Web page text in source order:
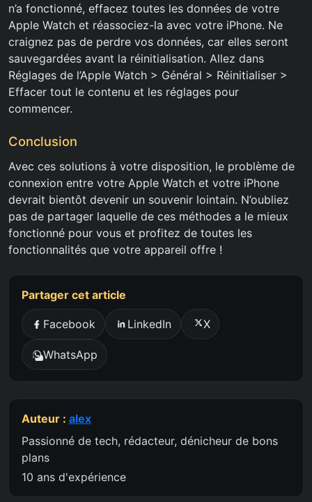
n’a fonctionné, effacez toutes les données de votre
Apple Watch et réassociez-la avec votre iPhone. Ne
craignez pas de perdre vos données, car elles seront
sauvegardées avant la réinitialisation. Allez dans
Réglages de l’Apple Watch > Général > Réinitialiser >
Effacer tout le contenu et les réglages pour
commencer.
Conclusion
Avec ces solutions à votre disposition, le problème de
connexion entre votre Apple Watch et votre iPhone
devrait bientôt devenir un souvenir lointain. N’oubliez
pas de partager laquelle de ces méthodes a le mieux
fonctionné pour vous et profitez de toutes les
fonctionnalités que votre appareil offre !
Partager cet article
Facebook LinkedIn X
WhatsApp
Auteur : alex
Passionné de tech, rédacteur, dénicheur de bons
plans
10 ans d'expérience